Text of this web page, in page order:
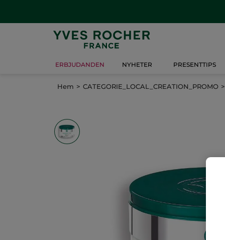
ERBJUDANDEN NYHETER PRESENTTIPS
Hem CATEGORIE_LOCAL_CREATION_PROMO